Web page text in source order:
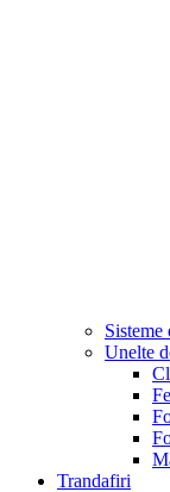
Unelte
Trandafiri